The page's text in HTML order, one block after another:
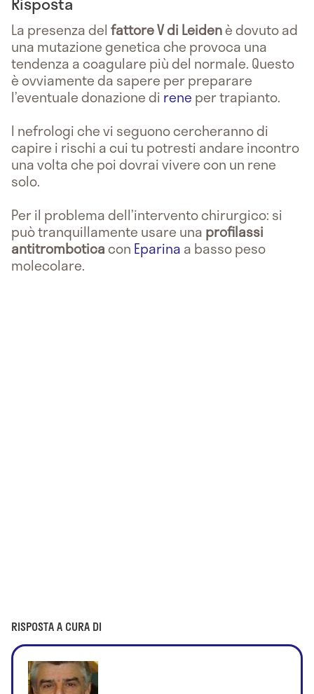
La presenza del fattore V di Leidenè dovuto ad
una mutazione genetica che provoca una
tendenza a coagulare più del normale. Questo
è ovviamente da sapere per preparare
l’eventuale donazione di rene per trapianto.
I nefrologi che vi seguono cercheranno di
capire i rischi a cui tu potresti andare incontro
una volta che poi dovrai vivere con un rene
solo.
Per il problema dell’intervento chirurgico: si
può tranquillamente usare una profilassi
antitromboticacon Eparina a basso peso
molecolare.
RISPOSTA A CURA DI